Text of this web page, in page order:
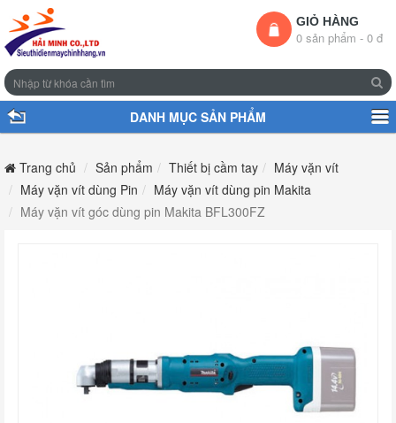
GIỎ HÀNG
0 sản phẩm - 0 đ
DANH MỤC SẢN PHẨM
Trang chủ Sản phẩm Thiết bị cầm tay
Máy vặn vít
Máy vặn vít dùng Pin
Máy vặn vít dùng pin Makita
Máy vặn vít góc dùng pin Makita BFL300FZ